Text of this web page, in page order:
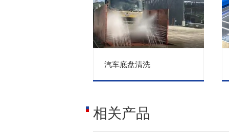
汽车底盘清洗
相关产品